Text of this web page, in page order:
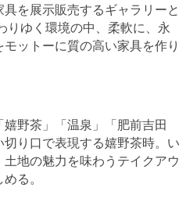
を展示販売するギャラリーと
りゆく環境の中、柔軟に、永
ットーに質の高い家具を作り
野茶」「温泉」「肥前吉田
り口で表現する嬉野茶時。い
地の魅力を味わうテイクアウ
る。